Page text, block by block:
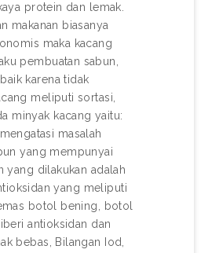
protein dan lemak.
makanan biasanya
maka kacang
pembuatan sabun,
karena tidak
meliputi sortasi,
minyak kacang yaitu:
masalah
yang mempunyai
yang dilakukan adalah
yang meliputi
botol bening, botol
antioksidan dan
bebas, Bilangan Iod,